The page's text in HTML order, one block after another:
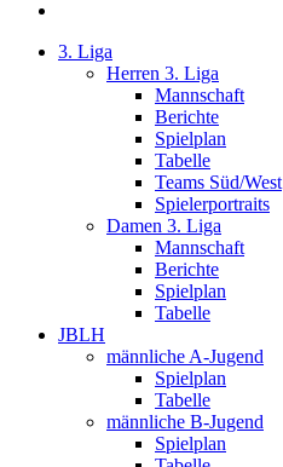
3. Liga
Herren 3. Liga
Mannschaft
Berichte
Spielplan
Tabelle
Teams Süd/West
Spielerportraits
Damen 3. Liga
Mannschaft
Berichte
Spielplan
Tabelle
JBLH
männliche A-Jugend
Spielplan
Tabelle
männliche B-Jugend
Spielplan